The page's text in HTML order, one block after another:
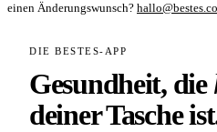
einen Änderungswunsch?
DIE BESTES-APP
Gesundheit, die
deiner Tasche